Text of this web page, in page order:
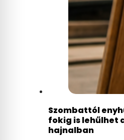
Szombattól
fokig is lehűlhet
hajnalban